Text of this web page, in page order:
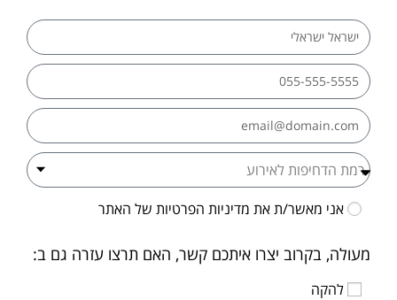
אני מאשר/ת את מדיניות הפרטיות של האתר
מעולה, בקרוב יצרו איתכם קשר, האם תרצו עזרה גם ב:
להקה